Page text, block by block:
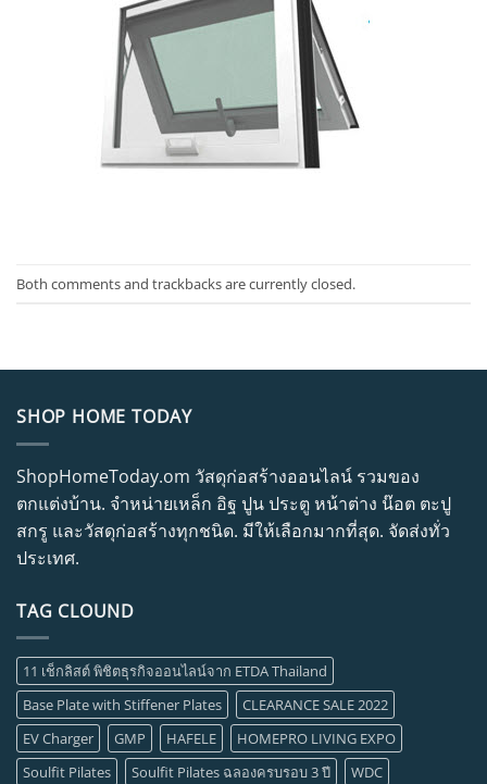
Both comments and trackbacks are currently closed.
SHOP HOME TODAY
ShopHomeToday.om วัสดุก่อสร้างออนไลน์ รวมของ
ตกแต่งบ้าน. จำหน่ายเหล็ก อิฐ ปูน ประตู หน้าต่าง น๊อต ตะปู
สกรู และวัสดุก่อสร้างทุกชนิด. มีให้เลือกมากที่สุด. จัดส่งทั่ว
ประเทศ.
TAG CLOUND
11 เช็กลิสต์ พิชิตธุรกิจออนไลน์จาก ETDA Thailand
Base Plate with Stiffener Plates
CLEARANCE SALE 2022
EV Charger
GMP HAFELE
HOMEPRO LIVING EXPO
Soulfit Pilates
Soulfit Pilates ฉลองครบรอบ 3 ปี
WDC